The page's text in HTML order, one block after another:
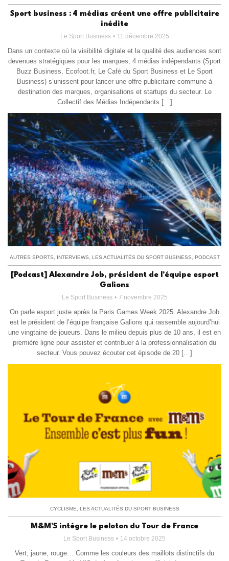
Sport business : 4 médias créent une offre publicitaire
inédite
Le Sport Business 11 décembre 2025
Dans un contexte où la visibilité digitale et la qualité des audiences sont
devenues stratégiques pour les marques, 4 médias indépendants (Sport
Buzz Business, Ecofoot.fr, Le Café du Sport Business et Le Sport
Business) s’unissent pour lancer une offre publicitaire commune à
destination des marques, organisations et startups du secteur. Le
Collectif des Médias Indépendants […]
AUTRES SPORTS INTERVIEWS LES ACTUALITÉS DU SPORT BUSINESS PODCAST
[Podcast] Alexandre Job, président de l’équipe esport
Galions
Le Sport Business 7 novembre 2025
On parle esport juste après la Paris Games Week 2025. Alexandre Job
est le président de l’équipe française Galions qui rassemble aujourd’hui
une vingtaine de joueurs. Dans le milieu depuis plus de 10 ans, il est en
première ligne pour assister et contribuer à la professionnalisation du
secteur. Vous pouvez écouter cet épisode de 20 […]
CYCLISME LES ACTUALITÉS DU SPORT BUSINESS
M&M’S intègre le peloton du Tour de France
Le Sport Business 14 octobre 2025
Vert, jaune, rouge… Comme les couleurs des maillots distinctifs du